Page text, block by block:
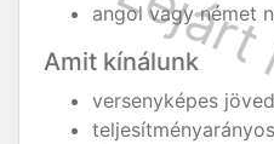
angol vagy német
Amit kínálunk
versenyképes